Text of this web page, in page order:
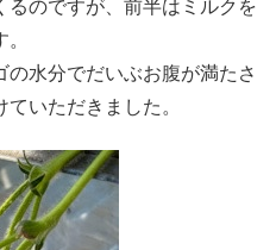
るのですが、前半はミルクを
水分でだいぶお腹が満たさ
いただきました。